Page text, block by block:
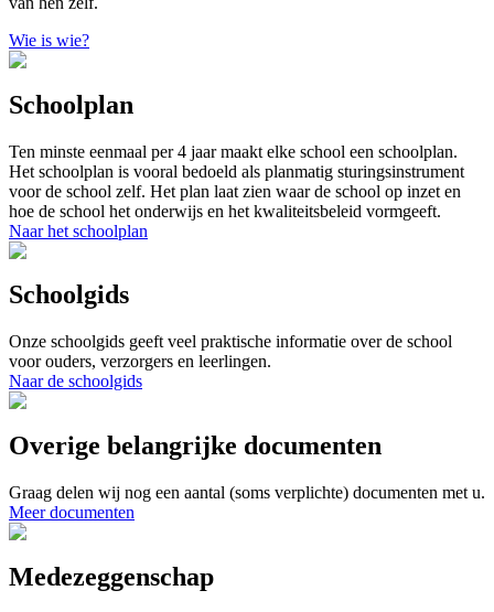
Wie is wie?
Schoolplan
Ten minste eenmaal per 4 jaar maakt elke school een schoolplan.
Het schoolplan is vooral bedoeld als planmatig sturingsinstrument
voor de school zelf. Het plan laat zien waar de school op inzet en
hoe de school het onderwijs en het kwaliteitsbeleid vormgeeft.
Naar het schoolplan
Schoolgids
Onze schoolgids geeft veel praktische informatie over de school
voor ouders, verzorgers en leerlingen.
Naar de schoolgids
Overige belangrijke documenten
Graag delen wij nog een aantal (soms verplichte) documenten met u.
Meer documenten
Medezeggenschap